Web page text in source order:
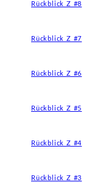
Rückblick Z #8
Rückblick Z #7
Rückblick Z #6
Rückblick Z #5
Rückblick Z #4
Rückblick Z #3